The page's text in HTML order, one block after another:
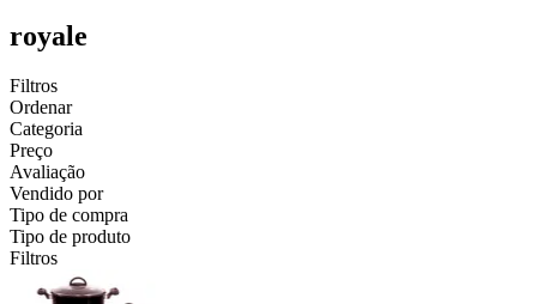
royale
Filtros
Ordenar
Categoria
Preço
Avaliação
Vendido por
Tipo de compra
Tipo de produto
Filtros